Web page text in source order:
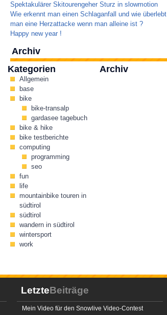
Spektakulärer Skitourengeher Sturz in slowmotion
Wie erkennt man einen Schlaganfall und wie überlebt
man eine Herzattacke wenn man alleine ist ?
Happy new year !
Archiv
Kategorien
Allgemein
base
bike
bike-transalp
gardasee tagebuch
bike & hike
bike testberichte
computing
programming
seo
fun
life
mountainbike touren in
südtirol
südtirol
wandern in südtirol
wintersport
work
Archiv
LetzteBeiträge
Mein Video für den Snowlive Video-Contest